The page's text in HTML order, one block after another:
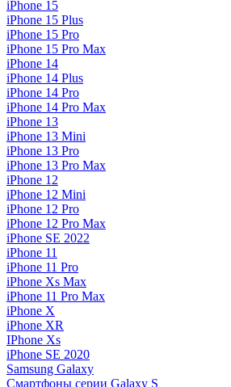
iPhone 15
iPhone 15 Plus
iPhone 15 Pro
iPhone 15 Pro Max
iPhone 14
iPhone 14 Plus
iPhone 14 Pro
iPhone 14 Pro Max
iPhone 13
iPhone 13 Mini
iPhone 13 Pro
iPhone 13 Pro Max
iPhone 12
iPhone 12 Mini
iPhone 12 Pro
iPhone 12 Pro Max
iPhone SE 2022
iPhone 11
iPhone 11 Pro
iPhone Xs Max
iPhone 11 Pro Max
iPhone X
iPhone XR
IPhone Xs
iPhone SE 2020
Samsung Galaxy
Смартфоны серии Galaxy S